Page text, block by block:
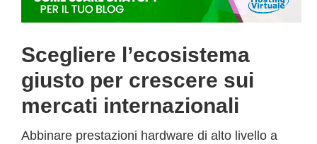
Scegliere l’ecosistema
giusto per crescere sui
mercati internazionali
Abbinare prestazioni hardware di alto livello a